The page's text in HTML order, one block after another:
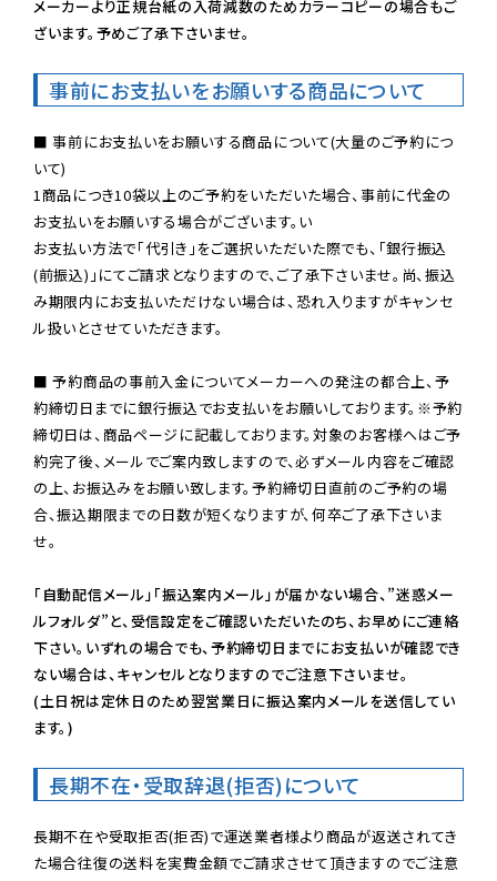
メーカーより正規台紙の入荷減数のためカラーコピーの場合もご
ざいます。予めご了承下さいませ。
事前にお支払いをお願いする商品について
■ 事前にお支払いをお願いする商品について(大量のご予約につ
いて)
1商品につき10袋以上のご予約をいただいた場合、事前に代金の
お支払いをお願いする場合がございます。い
お支払い方法で「代引き」をご選択いただいた際でも、「銀行振込
(前振込)」にてご請求となりますので、ご了承下さいませ。尚、振込
み期限内にお支払いただけない場合は、恐れ入りますがキャンセ
ル扱いとさせていただきます。
■ 予約商品の事前入金についてメーカーへの発注の都合上、予
約締切日までに銀行振込でお支払いをお願いしております。※予約
締切日は、商品ページに記載しております。対象のお客様へはご予
約完了後、メールでご案内致しますので、必ずメール内容をご確認
の上、お振込みをお願い致します。予約締切日直前のご予約の場
合、振込期限までの日数が短くなりますが、何卒ご了承下さいま
せ。
「自動配信メール」「振込案内メール」が届かない場合、”迷惑メー
ルフォルダ”と、受信設定をご確認いただいたのち、お早めにご連絡
下さい。いずれの場合でも、予約締切日までにお支払いが確認でき
ない場合は、キャンセルとなりますのでご注意下さいませ。
(土日祝は定休日のため翌営業日に振込案内メールを送信してい
ます。)
長期不在・受取辞退(拒否)について
長期不在や受取拒否(拒否)で運送業者様より商品が返送されてき
た場合往復の送料を実費金額でご請求させて頂きますのでご注意